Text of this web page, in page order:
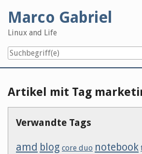
content
Marco Gabriel
Linux and Life
Artikel mit Tag
Verwandte Tags
amd blog core duo notebook